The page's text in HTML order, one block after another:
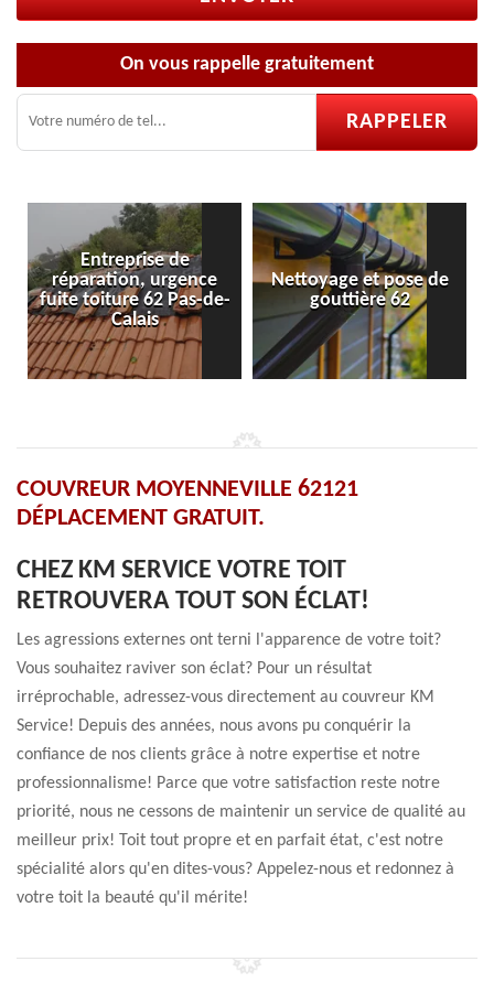
On vous rappelle gratuitement
de
Pas-de-
Nettoyage et pose de
gouttière 62
Pose et
velux 62
COUVREUR MOYENNEVILLE 62121
DÉPLACEMENT GRATUIT.
CHEZ KM SERVICE VOTRE TOIT
RETROUVERA TOUT SON ÉCLAT!
Les agressions externes ont terni l'apparence de votre toit?
Vous souhaitez raviver son éclat? Pour un résultat
irréprochable, adressez-vous directement au couvreur KM
Service! Depuis des années, nous avons pu conquérir la
confiance de nos clients grâce à notre expertise et notre
professionnalisme! Parce que votre satisfaction reste notre
priorité, nous ne cessons de maintenir un service de qualité au
meilleur prix! Toit tout propre et en parfait état, c'est notre
spécialité alors qu'en dites-vous? Appelez-nous et redonnez à
votre toit la beauté qu'il mérite!